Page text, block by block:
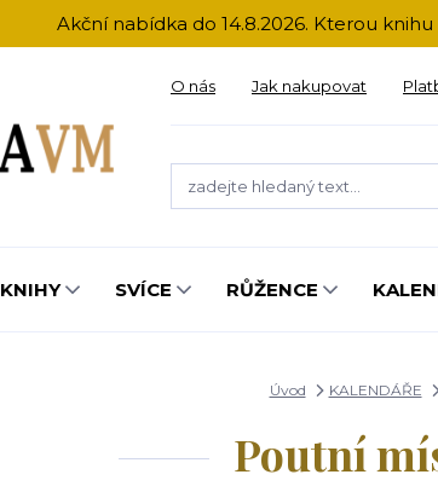
Akční nabídka do 14.8.2026. Kterou
O nás Jak nakupovat
KNIHY SVÍCE RŮŽENCE
Úvod KALENDÁŘE
Poutní